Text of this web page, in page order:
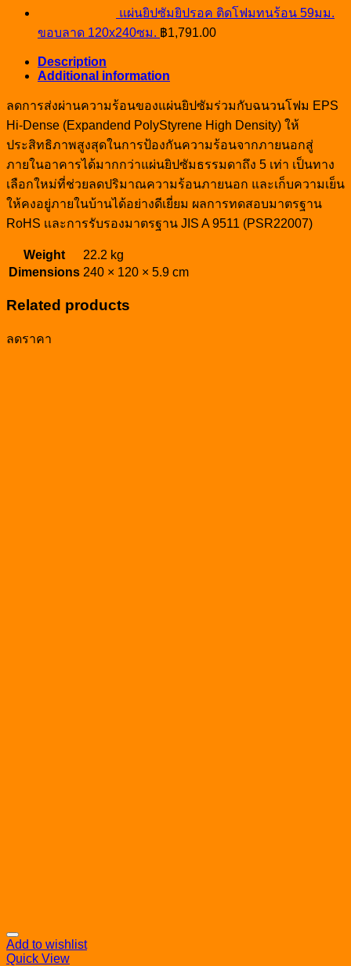
แผ่นยิปซัมยิปรอค ติดโฟมทนร้อน 59มม.
ขอบลาด 120x240ซม. ฿1,791.00
Description
Additional information
ลดการส่งผ่านความร้อนของแผ่นยิปซัมร่วมกับฉนวนโฟม EPS
Hi-Dense (Expandend PolyStyrene High Density) ให้
ประสิทธิภาพสูงสุดในการป้องกันความร้อนจากภายนอกสู่
ภายในอาคารได้มากกว่าแผ่นยิปซัมธรรมดาถึง 5 เท่า เป็นทาง
เลือกใหม่ที่ช่วยลดปริมาณความร้อนภายนอก และเก็บความเย็น
ให้คงอยู่ภายในบ้านได้อย่างดีเยี่ยม ผลการทดสอบมาตรฐาน
RoHS เเละการรับรองมาตรฐาน JIS A 9511 (PSR22007)
Weight
22.2 kg
Dimensions 240 × 120 × 5.9 cm
Related products
ลดราคา
Add to wishlist
Quick View